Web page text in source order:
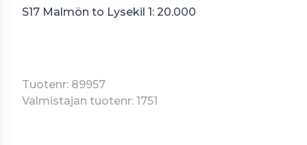
S17 Malmön to Lysekil 1: 20.000
Tuotenr: 89957
Valmistajan tuotenr: 1751